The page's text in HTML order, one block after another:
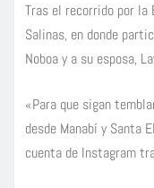
Tras el recorrido por la
Salinas, en donde
Noboa y a su esposa,
«Para que sigan
desde Manabí y Santa
cuenta de Instagram